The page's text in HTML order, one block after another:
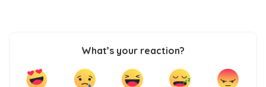
What’s your reaction?